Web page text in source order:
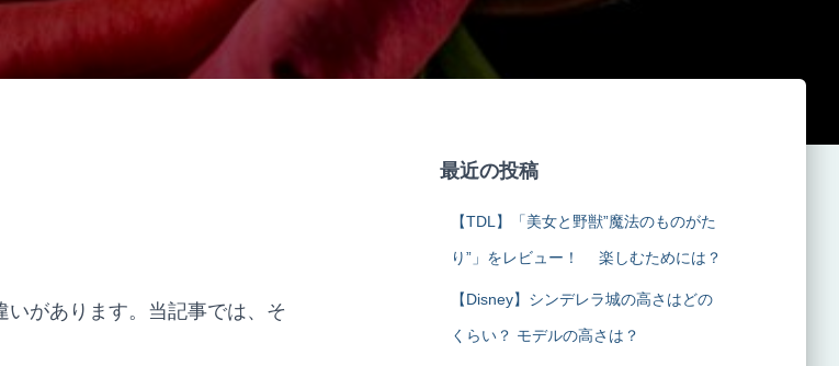
があります。当記事では、そ
最近の投稿
【TDL】「美女と野獣”魔法のものがた
り”」をレビュー！ 楽しむためには？
【Disney】シンデレラ城の高さはどの
くらい？ モデルの高さは？